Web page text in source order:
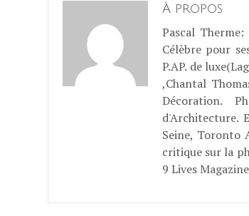
À propos
Pascal Therme:
Célèbre pour
P.AP. de
,Chantal
Décoration.
d'Architecture.
Seine, Toronto
critique sur la
9 Lives